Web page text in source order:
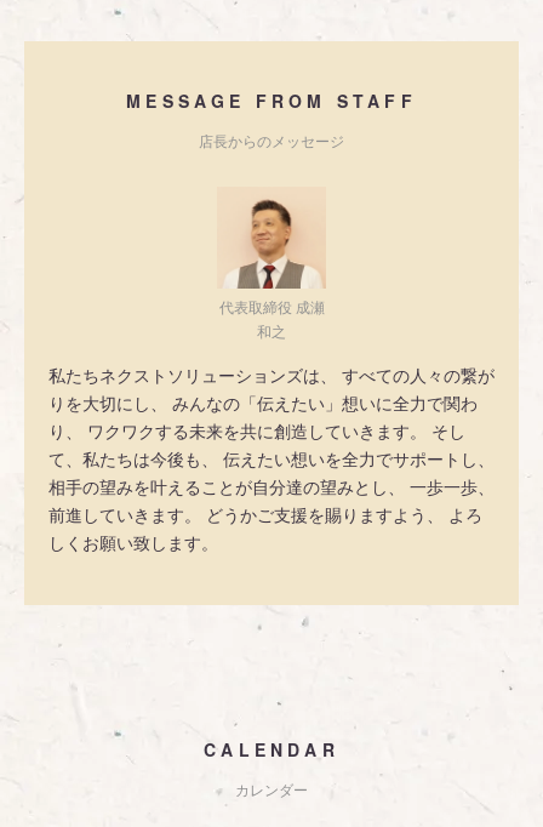
MESSAGE FROM STAFF
店長からのメッセージ
代表取締役 成瀬
和之
私たちネクストソリューションズは、 すべての人々の繋が
りを大切にし、 みんなの「伝えたい」想いに全力で関わ
り、 ワクワクする未来を共に創造していきます。 そし
て、私たちは今後も、 伝えたい想いを全力でサポートし、
相手の望みを叶えることが自分達の望みとし、 一歩一歩、
前進していきます。 どうかご支援を賜りますよう、 よろ
しくお願い致します。
CALENDAR
カレンダー